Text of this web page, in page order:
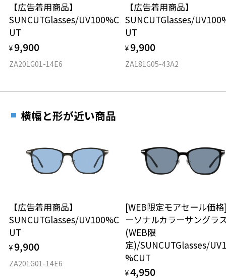
タッフにご提示ください。
商品発送から6か月を過ぎた場合、又はお客様からの【商品発送メー
ル】のご提示が無かった場合、レンズ代金の他に加工賃として3,300
円(税込)を頂戴いたしますので、予めご了承ください。
材質
フロント素材：French Plastic
【広告着用商品】
SUNCUTGlasses/UV100%C
UT
¥ 9,900
ZA201G01-14E6
【広告着用商品】
SUNCUTGlasses/
UT
¥ 9,900
ZA181G05-43A2
横幅と形が近い商品
【広告着用商品】
SUNCUTGlasses/UV100%C
UT
¥ 9,900
ZA201G01-14E6
[WEB限定モアセール価
ーソナルカラーサングラ
(WEB限
定)/SUNCUTGlasses/
%CUT
¥4,950